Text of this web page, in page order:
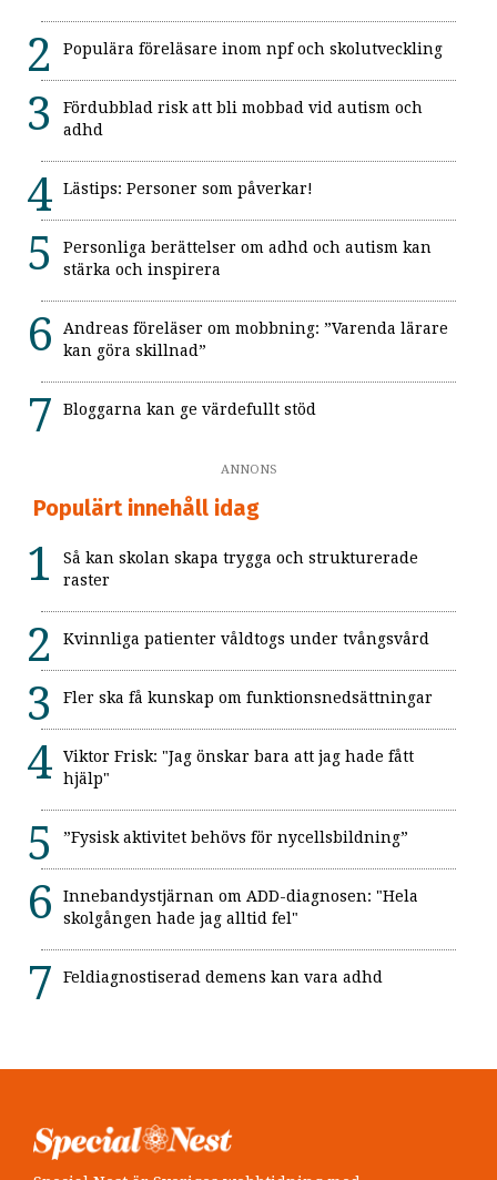
Populära föreläsare inom npf och skolutveckling
Fördubblad risk att bli mobbad vid autism och
adhd
Lästips: Personer som påverkar!
Personliga berättelser om adhd och autism kan
stärka och inspirera
Andreas föreläser om mobbning: ”Varenda lärare
kan göra skillnad”
Bloggarna kan ge värdefullt stöd
ANNONS
Populärt innehåll idag
Så kan skolan skapa trygga och strukturerade
raster
Kvinnliga patienter våldtogs under tvångsvård
Fler ska få kunskap om funktionsnedsättningar
Viktor Frisk: "Jag önskar bara att jag hade fått
hjälp"
”Fysisk aktivitet behövs för nycellsbildning”
Innebandystjärnan om ADD-diagnosen: "Hela
skolgången hade jag alltid fel"
Feldiagnostiserad demens kan vara adhd